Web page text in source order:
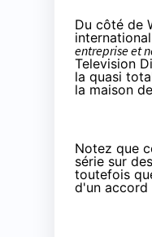
Du côté de
entreprise et
Television
la quasi
la maison
Notez que
série sur
toutefois
d'un accord